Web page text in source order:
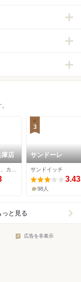
庫店
3
サンドーレ
サンドイッチ
3.43
98人
っと見る
広告を非表示